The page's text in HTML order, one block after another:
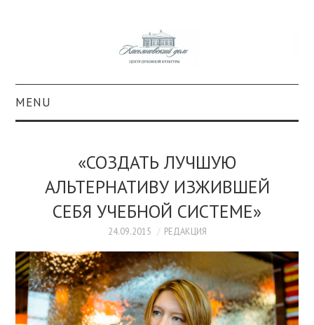
MENU
КОЛЛЕКЦИИ
#КАСДОМ
ОБРАЗОВАНИЕ
ПРОСВЕЩЕНИЕ
«СОЗДАТЬ ЛУЧШУЮ
АЛЬТЕРНАТИВУ ИЗЖИВШЕЙ
СЕБЯ УЧЕБНОЙ СИСТЕМЕ»
24.09.2015 РЕДАКЦИЯ